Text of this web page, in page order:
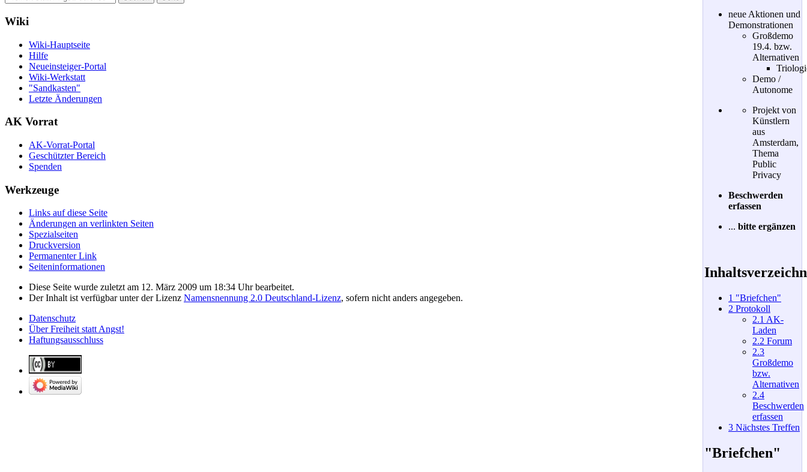
neue Aktionen und
Demonstrationen
Großdemo
19.4. bzw.
Alternativen
Demo /
Autonome
Projekt von
Künstlern
aus
Amsterdam,
Thema
Public
Privacy
Beschwerden
erfassen
... bitte ergänzen
1 "Briefchen"
2 Protokoll
2.1 AK-
Laden
2.2 Forum
2.3
Großdemo
bzw.
Alternativen
2.4
Beschwerden
erfassen
3 Nächstes Treffen
"Briefchen"
Wiki
Wiki-Hauptseite
Hilfe
Neueinsteiger-Portal
Wiki-Werkstatt
"Sandkasten"
Letzte Änderungen
AK Vorrat
AK-Vorrat-Portal
Geschützter Bereich
Spenden
Werkzeuge
Links auf diese Seite
Änderungen an verlinkten Seiten
Spezialseiten
Druckversion
Permanenter Link
Seiten­­informationen
Diese Seite wurde zuletzt am 12. März 2009 um 18:34 Uhr bearbeitet.
Der Inhalt ist verfügbar unter der Lizenz Namensnennung 2.0 Deutschland-Lizenz, sofern nicht anders angegeben.
Datenschutz
Über Freiheit statt Angst!
Haftungsausschluss